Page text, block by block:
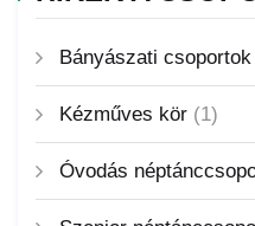
Bányászati csoportok
Kézműves kör (1)
Óvodás